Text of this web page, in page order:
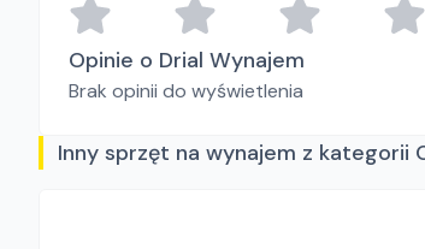
Opinie o Drial Wynajem
Brak opinii do wyświetlenia
Inny sprzęt na wynajem z kategorii